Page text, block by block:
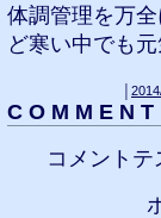
体調管理を万全
ど寒い中でも
C O M M E N T
コメント